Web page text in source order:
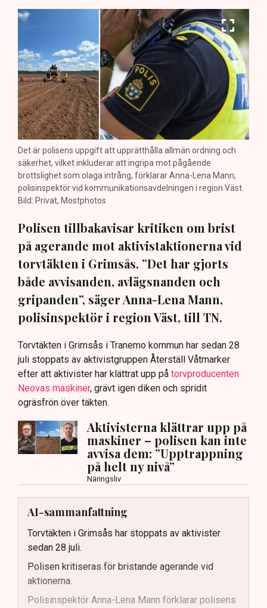
Det är polisens uppgift att upprätthålla allmän ordning och
säkerhet, vilket inkluderar att ingripa mot pågående
brottslighet som olaga intrång, förklarar Anna-Lena Mann,
polisinspektör vid kommunikationsavdelningen i region Väst.
Bild: Privat, Mostphotos
Polisen tillbakavisar kritiken om brist
på agerande mot aktivistaktionerna vid
torvtäkten i Grimsås. ”Det har gjorts
både avvisanden, avlägsnanden och
gripanden”, säger Anna-Lena Mann,
polisinspektör i region Väst, till TN.
Torvtäkten i Grimsås i Tranemo kommun har sedan 28
juli stoppats av aktivistgruppen Återställ Våtmarker
efter att aktivister har klättrat upp på torvproducenten
Neovas maskiner, grävt igen diken och spridit
ogräsfrön över täkten.
Aktivisterna klättrar upp på
maskiner – polisen kan inte
avvisa dem: ”Upptrappning
på helt ny nivå”
Näringsliv
AI-sammanfattning
Torvtäkten i Grimsås har stoppats av aktivister
sedan 28 juli.
Polisen kritiseras för bristande agerande vid
aktionerna.
Polisinspektör Anna-Lena Mann förklarar polisens